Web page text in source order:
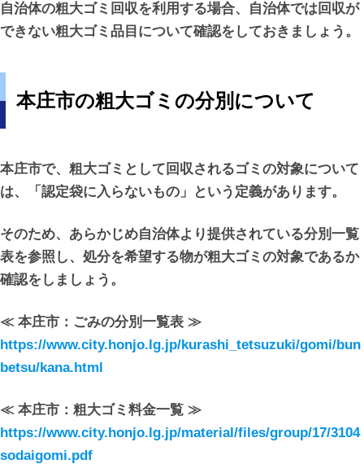
自治体の粗大ゴミ回収を利用する場合、自治体では回収が
できない粗大ゴミ品目について確認をしておきましょう。
本庄市の粗大ゴミの分別について
本庄市で、粗大ゴミとして回収されるゴミの対象について
は、「認定袋に入らないもの」という定義があります。
そのため、あらかじめ自治体より提供されている分別一覧
表を参照し、処分を希望する物が粗大ゴミの対象であるか
確認をしましょう。
≪ 本庄市：ごみの分別一覧表 ≫
https://www.city.honjo.lg.jp/kurashi_tetsuzuki/gomi/bun
betsu/kana.html
≪ 本庄市：粗大ゴミ料金一覧 ≫
https://www.city.honjo.lg.jp/material/files/group/17/3104
sodaigomi.pdf